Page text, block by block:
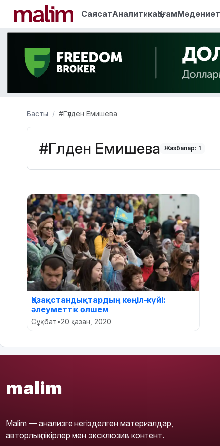
СаясатАналитикаҚоғамМәдениет
Басты #Гүлден Емишева
#Гүлден Емишева Жазбалар: 1
Қазақстандықтардың көңіл-күйі:
әлеуметтік өлшем
Сұқбат•20 қазан, 2020
malim
Malim — анализге негізделген материалдар,
авторлық пікірлер мен эксклюзив контент.